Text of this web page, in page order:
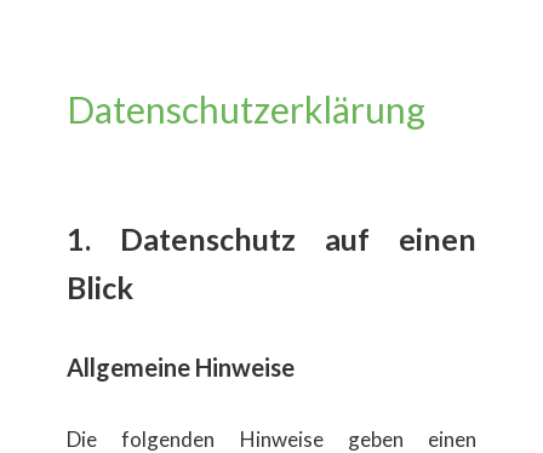
​Datenschutzerklärung
1. Datenschutz auf einen
Blick
​Allgemeine Hinweise
Die folgenden Hinweise geben einen